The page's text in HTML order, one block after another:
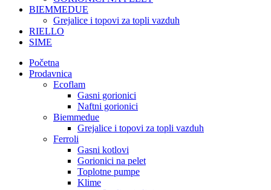
BIEMMEDUE
Grejalice i topovi za topli vazduh
RIELLO
SIME
Početna
Prodavnica
Ecoflam
Gasni gorionici
Naftni gorionici
Biemmedue
Grejalice i topovi za topli vazduh
Ferroli
Gasni kotlovi
Gorionici na pelet
Toplotne pumpe
Klime